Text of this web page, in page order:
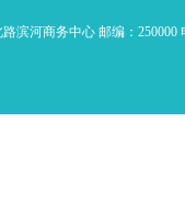
滨河商务中心 邮编：250000